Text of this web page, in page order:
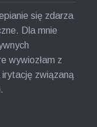
się zdarza
Dla mnie
wywiozłam z
irytację związaną